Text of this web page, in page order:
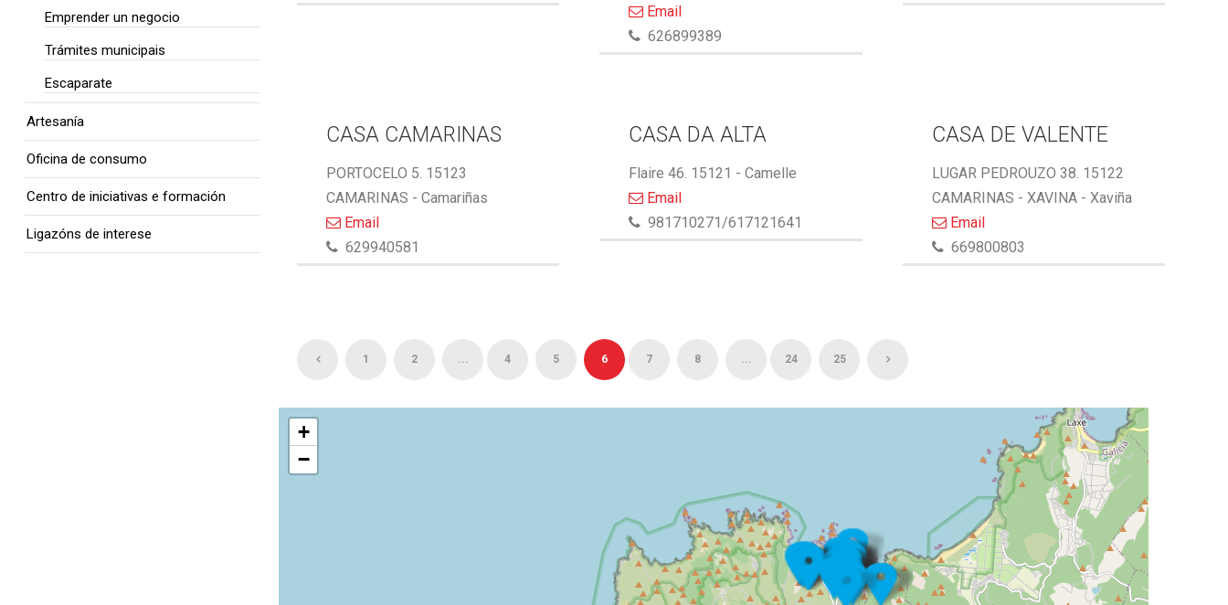
Email
626899389
CASA CAMARINAS
PORTOCELO 5. 15123
CAMARINAS - Camariñas
Email
629940581
CASA DA ALTA
Flaire 46. 15121 - Camelle
Email
981710271/617121641
CASA DE VALENTE
LUGAR PEDROUZO 38. 15122
CAMARINAS - XAVINA - Xaviña
Email
669800803
1 2 ... 4 5 6 7 8 ... 24 25
+
−
Emprender un negocio
Trámites municipais
Escaparate
Artesanía
Oficina de consumo
Centro de iniciativas e formación
Ligazóns de interese